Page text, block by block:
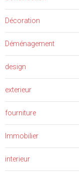
Décoration
Déménagement
design
exterieur
fourniture
Immobilier
interieur